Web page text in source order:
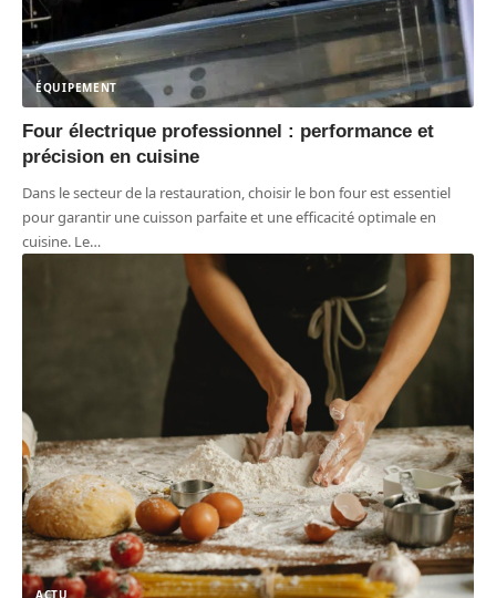
ÉQUIPEMENT
Four électrique professionnel : performance et
précision en cuisine
Dans le secteur de la restauration, choisir le bon four est essentiel
pour garantir une cuisson parfaite et une efficacité optimale en
cuisine. Le…